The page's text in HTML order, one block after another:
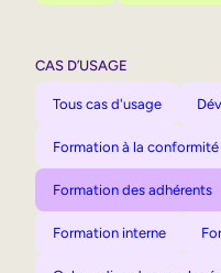
CAS D’USAGE
Tous cas d'usage
Formation à la conformité
Formation des adhérents
Formation interne